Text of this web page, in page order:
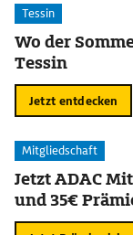
Tessin
Wo der
Tessin
Jetzt entdecken
Mitgliedschaft
Jetzt ADAC
und 35€